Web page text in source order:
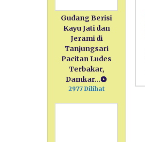
Gudang Berisi
Kayu Jati dan
Jerami di
Tanjungsari
Pacitan Ludes
Terbakar,
Damkar…
2977 Dilihat